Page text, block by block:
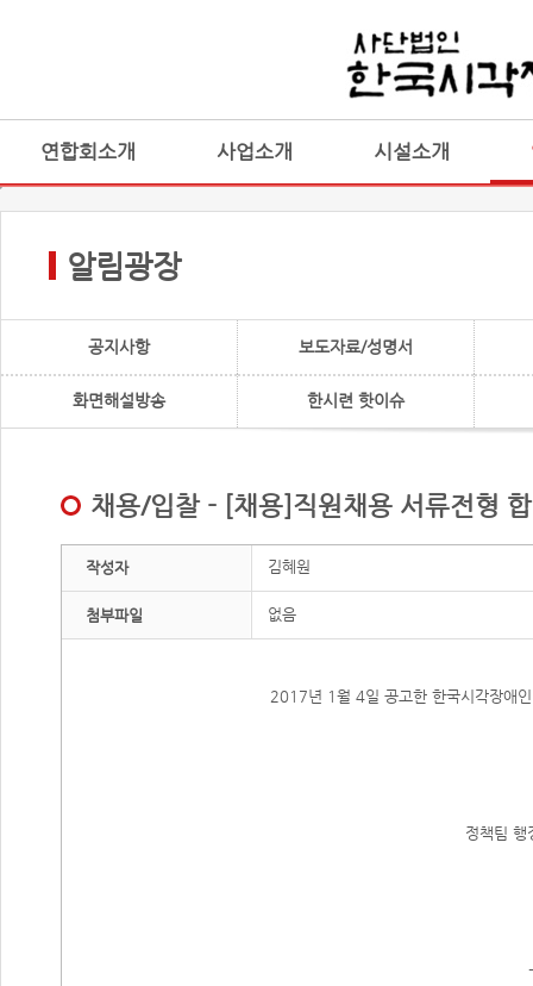
연합회소개 사업소개 시설소개
알림광장
공지사항 보도자료/성명서
화면해설방송 한시련 핫이슈
채용/입찰 - [채용]직원채용 서류전형
작성자 김혜원
첨부파일 없음
2017년 1월 4일 공고한 한국시각장애
정책팀 행